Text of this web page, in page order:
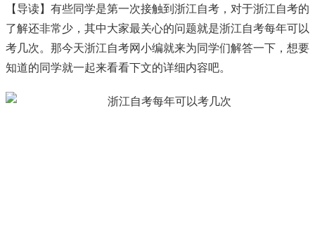
【导读】有些同学是第一次接触到浙江自考，对于浙江自考的
了解还非常少，其中大家最关心的问题就是浙江自考每年可以
考几次。那今天浙江自考网小编就来为同学们解答一下，想要
知道的同学就一起来看看下文的详细内容吧。